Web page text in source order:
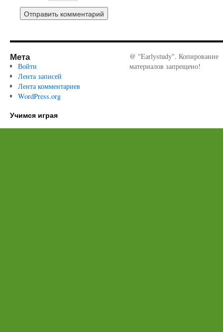
Мета
Войти
Лента записей
Лента комментариев
WordPress.org
@ "Earlystudy". Копирование
материалов запрещено!
Учимся играя